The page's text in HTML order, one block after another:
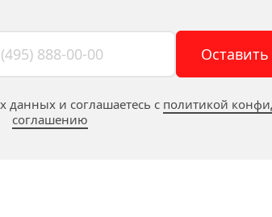
Оставить
данных и соглашаетесь c политикой
соглашению